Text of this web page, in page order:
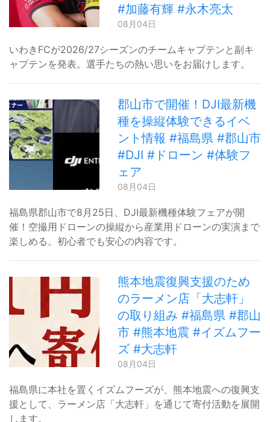
#加藤有輝 #永木亮太
08月04日
いわきFCが2026/27シーズンのチームキャプテンと副キ
ャプテンを発表。選手たちの熱い思いをお届けします。
郡山市で開催！DJI最新機
種を操縦体験できるイベ
ント情報 #福島県 #郡山市
#DJI #ドローン #体験フ
ェア
08月04日
福島県郡山市で8月25日、DJI最新機種体験フェアが開
催！空撮用ドローンの操縦から産業用ドローンの実演まで
楽しめる。初心者でも安心の内容です。
熊本地震復興支援のため
のラーメン店「大志軒」
の取り組み #福島県 #郡山
市 #熊本地震 #イズムフー
ズ #大志軒
08月04日
福島県に本社を置くイズムフーズが、熊本地震への復興支
援として、ラーメン店「大志軒」を通じて寄付活動を展開
します。